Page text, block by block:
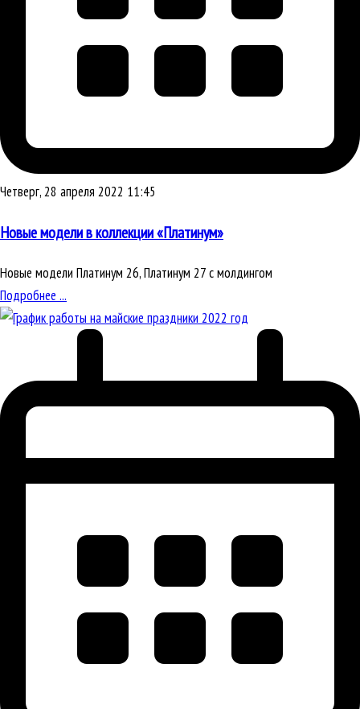
Четверг, 28 апреля 2022 11:45
Новые модели в коллекции «Платинум»
Новые модели Платинум 26, Платинум 27 с молдингом
Подробнее ...